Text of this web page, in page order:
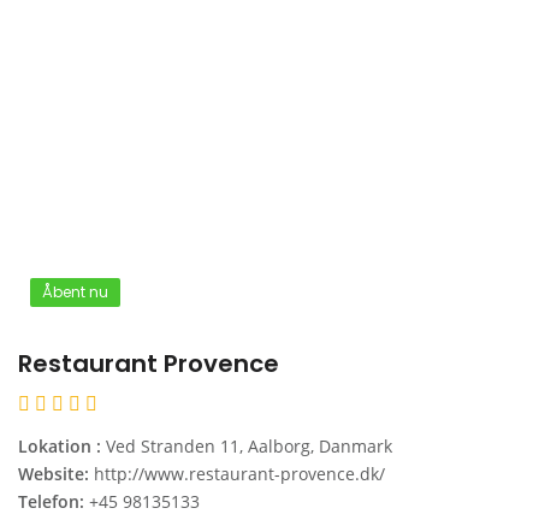
Åbent nu
Restaurant Provence
Lokation : Ved Stranden 11, Aalborg, Danmark
Website: http://www.restaurant-provence.dk/
Telefon: +45 98135133